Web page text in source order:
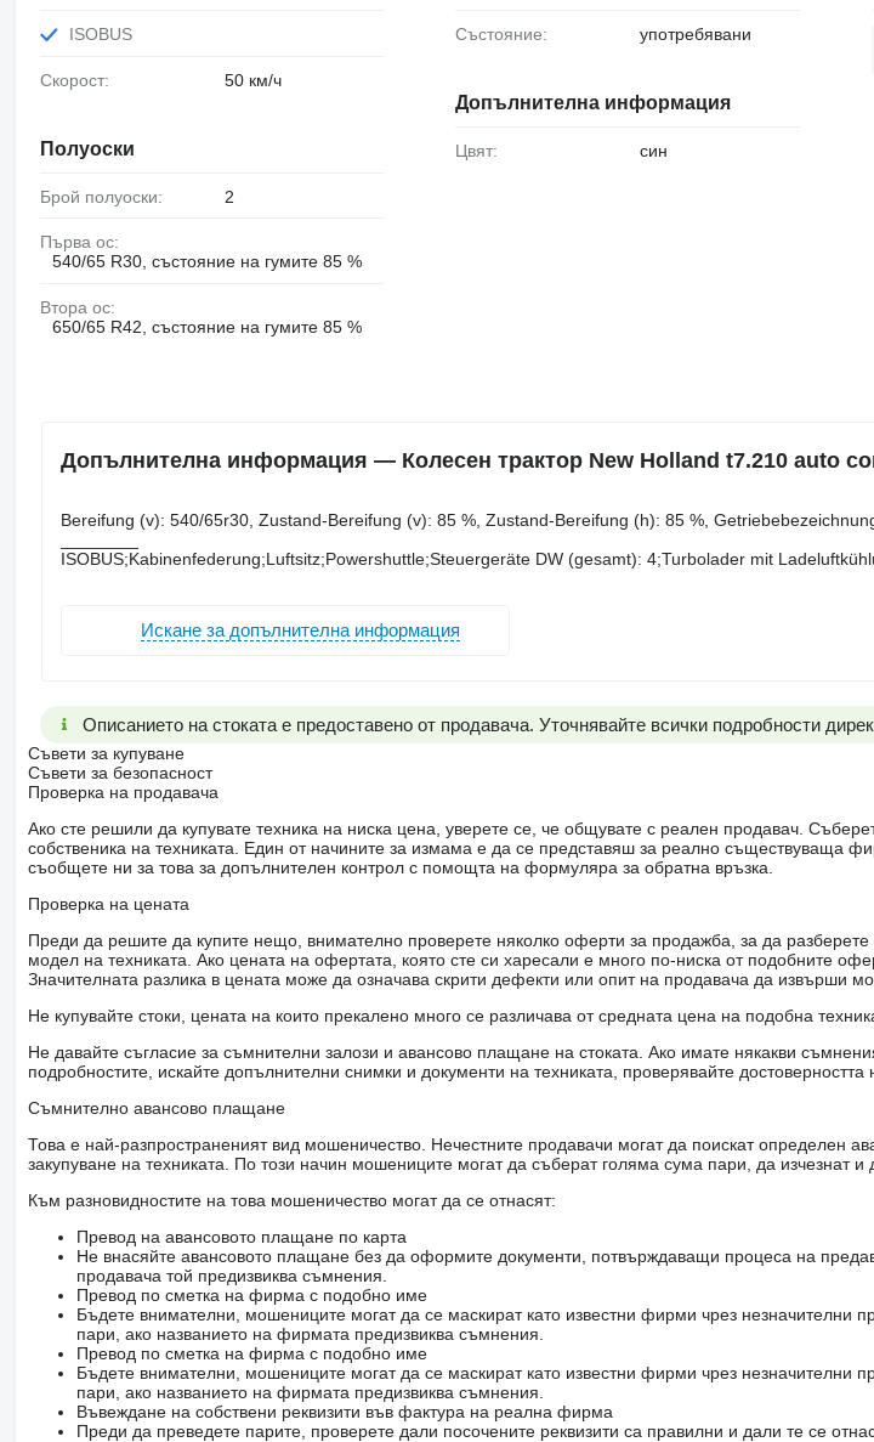
ISOBUS
Скорост: 50 км/ч
Полуоски
Брой полуоски: 2
Първа ос:
540/65 R30, състояние на гумите 85 %
Втора ос:
650/65 R42, състояние на гумите 85 %
Състояние: употребявани
Допълнителна информация
Цвят: син
Допълнителна информация — Колесен трактор New Holland t7.210 auto
Bereifung ​​​​​​​​​‌‌​​​​‌​​​​​​​​​‌‌‌​‌​‌​​​​​​​​​‌‌‌​‌​​​​​​​​​​​‌‌​‌‌‌‌​​​​​​​​​‌‌​‌‌​​​​​​​​​​​‌‌​‌​​‌​​​​​​​​​‌‌​‌‌‌​​​​​​​​​​‌‌​​‌​‌(v): 540/65r30, Zustand-Bereifung (v): 85 %, Zustand-Bereifung (h): 85 %,
ISOBUS;Kabinenfederung;Luftsitz;Powershuttle;Steuergeräte DW (gesamt): 4;Turbolader mit
Искане за допълнителна информация
Описанието на стоката е предоставено от продавача. Уточнявайте всички подробности
Съвети за купуване
Съвети за безопасност
Проверка на продавача
Ако сте решили да купувате техника на ниска цена, уверете се, че общувате с реален продавач.
собственика на техниката. Един от начините за измама е да се представяш за реално съществуваща
съобщете ни за това за допълнителен контрол с помощта на формуляра за обратна връзка.
Проверка на цената
Преди да решите да купите нещо, внимателно проверете няколко оферти за продажба, за да разберете
модел на техниката. Ако цената на офертата, която сте си харесали е много по-ниска от подобните
Значителната разлика в цената може да означава скрити дефекти или опит на продавача да извърши
Не купувайте стоки, цената на които прекалено много се различава от средната цена на подобна
Не давайте съгласие за съмнителни залози и авансово плащане на стоката. Ако имате някакви
подробностите, искайте допълнителни снимки и документи на техниката, проверявайте достоверността
Съмнително авансово плащане
Това е най-разпространеният вид мошеничество. Нечестните продавачи могат да поискат определен
закупуване на техниката. По този начин мошениците могат да съберат голяма сума пари, да изчезнат и
Към разновидностите на това мошеничество могат да се отнасят:
Превод на авансовото плащане по карта
Не внасяйте авансовото плащане без да оформите документи, потвърждаващи процеса на
продавача той предизвиква съмнения.
Превод по сметка на фирма с подобно име
Бъдете внимателни, мошениците могат да се маскират като известни фирми чрез незначителни
пари, ако названието на фирмата предизвиква съмнения.
Превод по сметка на фирма с подобно име
Бъдете внимателни, мошениците могат да се маскират като известни фирми чрез незначителни
пари, ако названието на фирмата предизвиква съмнения.
Въвеждане на собствени реквизити във фактура на реална фирма
Преди да преведете парите, проверете дали посочените реквизити са правилни и дали те се